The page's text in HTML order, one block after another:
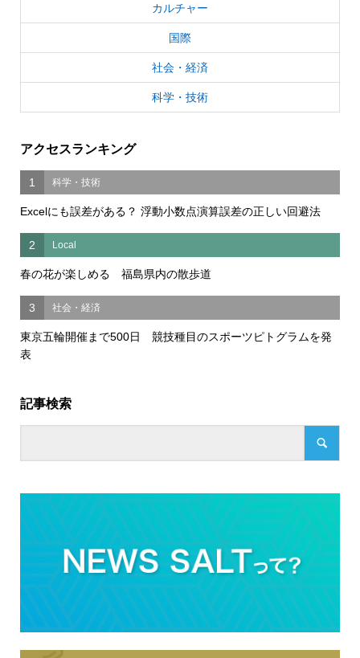
カルチャー
国際
社会・経済
科学・技術
アクセスランキング
1 科学・技術
Excelにも誤差がある？ 浮動小数点演算誤差の正しい回避法
2 Local
春の花が楽しめる 福島県内の散歩道
3 社会・経済
東京五輪開催まで500日 競技種目のスポーツピトグラムを発
表
記事検索